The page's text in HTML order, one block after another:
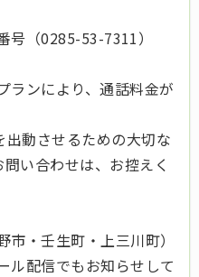
号（0285-53-7311）
ランにより、通話料金が
動させるための大切な
い合わせは、お控えく
・壬生町・上三川町）
ル配信でもお知らせして